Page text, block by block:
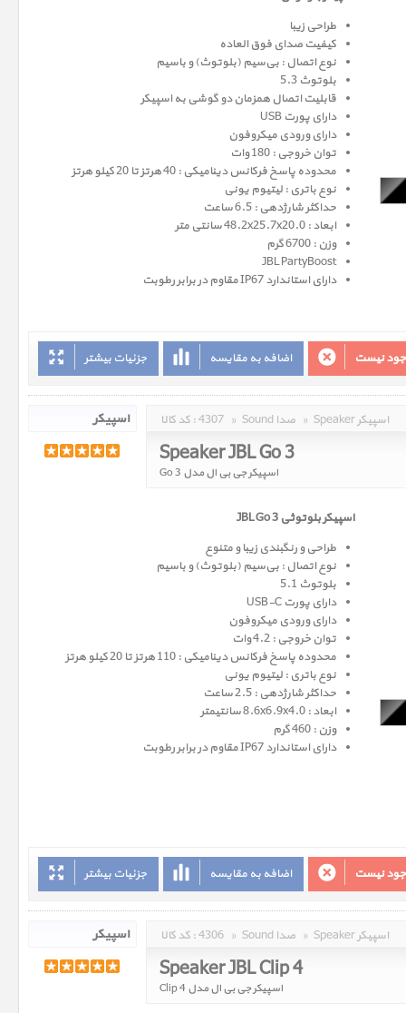
طراحی زیبا
کیفیت صدای فوق العاده
نوع اتصال : بی‌سیم (بلوتوث) و باسیم
بلوتوث 5.3
قابلیت اتصال همزمان دو گوشی به اسپیکر
دارای پورت USB
دارای ورودی میکروفون
توان خروجی : 180 وات
محدوده پاسخ فرکانس دینامیکی : 40 هرتز تا 20 کیلو هرتز
نوع باتری : لیتیوم یونی
حداکثر شارژدهی : 6.5 ساعت
ابعاد : 48.2x25.7x20.0 سانتی متر
وزن : 6700 گرم
JBL PartyBoost
دارای استاندارد IP67 مقاوم در برابر رطوبت
جزئیات بیشتر اضافه به مقایسه نیست
کد کالا : 4307 » Sound صدا » Speaker اسپیکر
Speaker JBL Go 3
اسپیکر جی بی ال مدل Go 3
اسپیکر بلوتوثی JBL Go 3
طراحی و رنگبندی زیبا و متنوع
نوع اتصال : بی‌سیم (بلوتوث) و باسیم
بلوتوث 5.1
دارای پورت USB-C
دارای ورودی میکروفون
توان خروجی : 4.2 وات
محدوده پاسخ فرکانس دینامیکی : 110 هرتز تا 20 کیلو هرتز
نوع باتری : لیتیوم یونی
حداکثر شارژدهی : 2.5 ساعت
ابعاد : 8.6x6.9x4.0 سانتیمتر
وزن : 460 گرم
دارای استاندارد IP67 مقاوم در برابر رطوبت
جزئیات بیشتر اضافه به مقایسه نیست
کد کالا : 4306 » Sound صدا » Speaker اسپیکر
Speaker JBL Clip 4
اسپیکر جی بی ال مدل Clip 4